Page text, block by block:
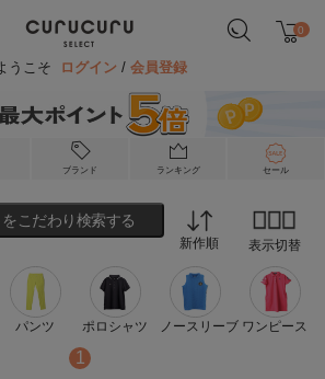
0
うこそ ログイン /会員登録
ブランド ランキング セール
こだわり検索する
新作順 表示切替
パンツ ポロシャツ ノースリーブ ワンピース
1